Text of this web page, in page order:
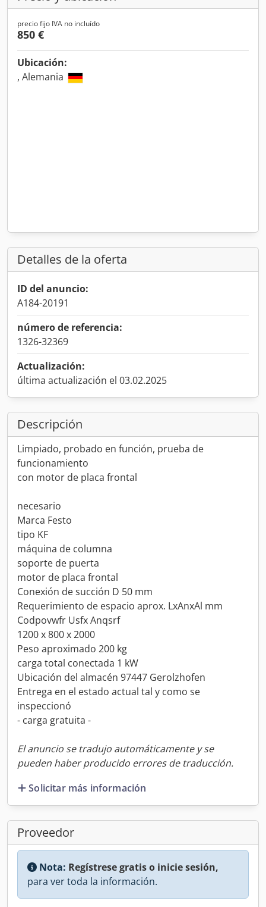
precio fijo IVA no incluído
850 €
Ubicación:
, Alemania
Detalles de la oferta
ID del anuncio:
A184-20191
número de referencia:
1326-32369
Actualización:
última actualización el 03.02.2025
Descripción
Limpiado, probado en función, prueba de
funcionamiento
con motor de placa frontal
necesario
Marca Festo
tipo KF
máquina de columna
soporte de puerta
motor de placa frontal
Conexión de succión D 50 mm
Requerimiento de espacio aprox. LxAnxAl mm
Codpovwfr Usfx Anqsrf
1200 x 800 x 2000
Peso aproximado 200 kg
carga total conectada 1 kW
Ubicación del almacén 97447 Gerolzhofen
Entrega en el estado actual tal y como se
inspeccionó
- carga gratuita -
El anuncio se tradujo automáticamente y se
pueden haber producido errores de traducción.
Solicitar más información
Proveedor
Nota: Regístrese gratis o inicie sesión,
para ver toda la información.